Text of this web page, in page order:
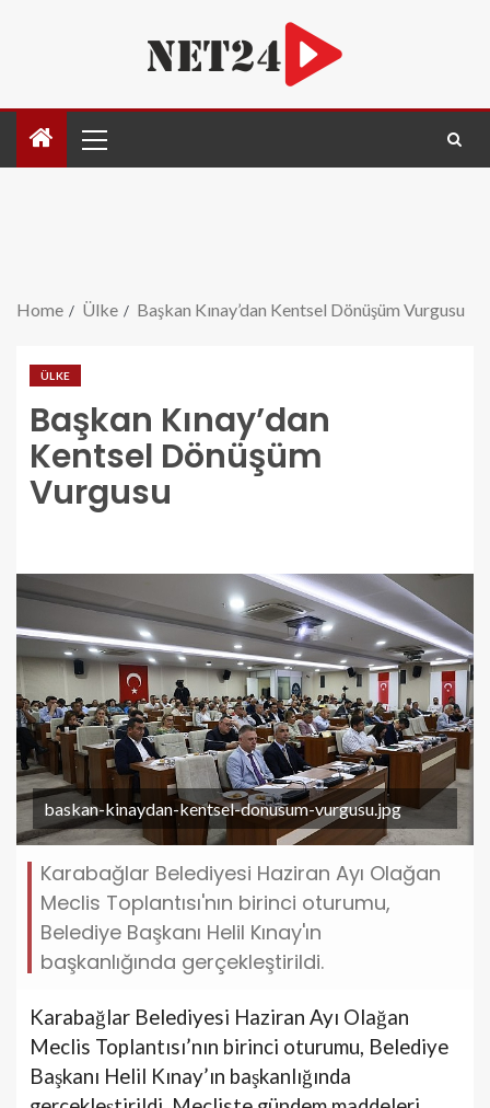
Home Ülke Başkan Kınay’dan Kentsel Dönüşüm Vurgusu
ÜLKE
Başkan Kınay’dan
Kentsel Dönüşüm
Vurgusu
baskan-kinaydan-kentsel-donusum-vurgusu.jpg
Karabağlar Belediyesi Haziran Ayı Olağan
Meclis Toplantısı'nın birinci oturumu,
Belediye Başkanı Helil Kınay'ın
başkanlığında gerçekleştirildi.
Karabağlar Belediyesi Haziran Ayı Olağan
Meclis Toplantısı’nın birinci oturumu, Belediye
Başkanı Helil Kınay’ın başkanlığında